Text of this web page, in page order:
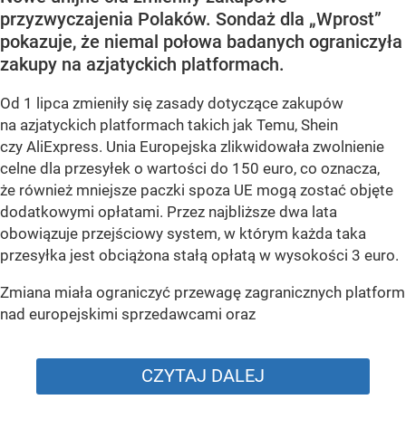
przyzwyczajenia Polaków. Sondaż dla „Wprost”
pokazuje, że niemal połowa badanych ograniczyła
zakupy na azjatyckich platformach.
Od 1 lipca zmieniły się zasady dotyczące zakupów
na azjatyckich platformach takich jak Temu, Shein
czy AliExpress. Unia Europejska zlikwidowała zwolnienie
celne dla przesyłek o wartości do 150 euro, co oznacza,
że również mniejsze paczki spoza UE mogą zostać objęte
dodatkowymi opłatami. Przez najbliższe dwa lata
obowiązuje przejściowy system, w którym każda taka
przesyłka jest obciążona stałą opłatą w wysokości 3 euro.
Zmiana miała ograniczyć przewagę zagranicznych platform
nad europejskimi sprzedawcami oraz
CZYTAJ DALEJ